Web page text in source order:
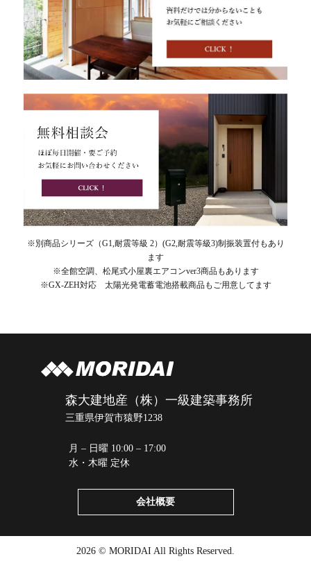
※別商品シリーズ（G1,耐震等級 2）(G2,耐震等級3)制振装置付もあり
ます
※全館空調、松尾式小屋裏エアコンver3商品もあります
※GX-ZEH対応 太陽光発電蓄電池搭載商品もご用意してます
森大建地産（株）一級建築事務所
三重県伊賀市猿野1238
月 – 日曜 10:00 – 17:00
水・木曜 定休
会社概要
2026 © MORIDAI All Rights Reserved.